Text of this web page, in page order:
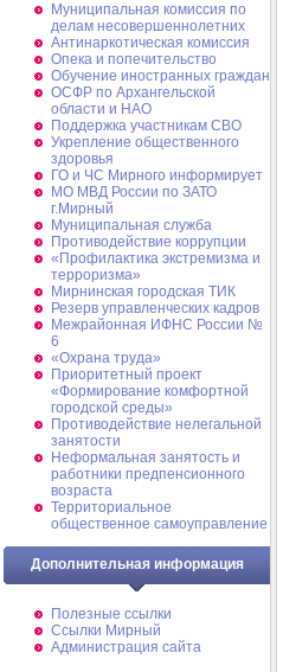
Муниципальная комиссия по
делам несовершеннолетних
Антинаркотическая комиссия
Опека и попечительство
Обучение иностранных граждан
ОСФР по Архангельской
области и НАО
Поддержка участникам СВО
Укрепление общественного
здоровья
ГО и ЧС Мирного информирует
МО МВД России по ЗАТО
г.Мирный
Муниципальная cлужба
Противодействие коррупции
«Профилактика экстремизма и
терроризма»
Мирнинская городская ТИК
Резерв управленческих кадров
Межрайонная ИФНС России №
6
«Охрана труда»
Приоритетный проект
«Формирование комфортной
городской среды»
Противодействие нелегальной
занятости
Неформальная занятость и
работники предпенсионного
возраста
Территориальное
общественное самоуправление
Дополнительная информация
Полезные ссылки
Ссылки Мирный
Администрация сайта